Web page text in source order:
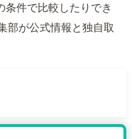
条件で比較したりでき
部が公式情報と独自取